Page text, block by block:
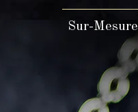
Sur-Mesure